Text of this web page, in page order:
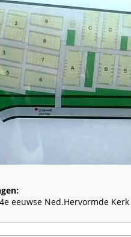
eeuwse Ned.Hervormde